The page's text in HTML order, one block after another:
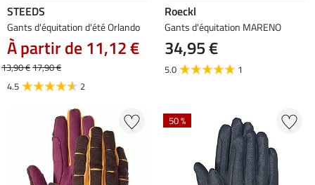
STEEDS
Gants d'équitation d'été Orlando
À partir de 11,12 €
13,90 €17,90 €
4.5
2
Roeckl
Gants d'équitation MARENO
34,95 €
5.0 1
50 %